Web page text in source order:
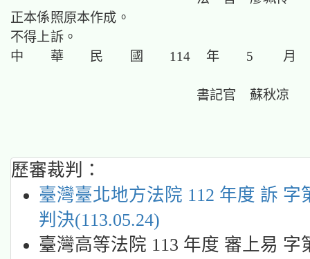
正本係照原本作成。
不得上訴。
中 華 民 國 114 年 5 月
書記官 蘇秋凉
歷審裁判：
臺灣臺北地方法院 112 年度 訴 字
判決(113.05.24)
臺灣高等法院 113 年度 審上易 字